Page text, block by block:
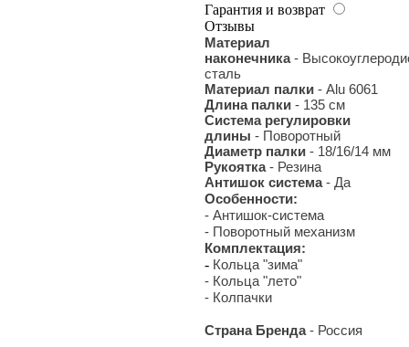
Гарантия и возврат
Отзывы
Материал
наконечника-
сталь
Материал палки - Alu 6061
Длина палки - 135 см
Система регулировки
длины - Поворотный
Диаметр палки - 18/16/14 мм
Рукоятка- Резина
Антишок система- Да
Особенности:
- Антишок-система
- Поворотный механизм
Комплектация:
- Кольца "зима"
- Кольца "лето"
- Колпачки
Страна Бренда- Россия